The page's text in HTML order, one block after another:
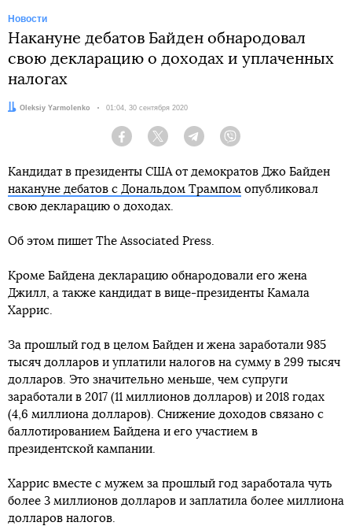
Новости
Накануне дебатов Байден обнародовал
свою декларацию о доходах и уплаченных
налогах
Автор:
Oleksiy Yarmolenko Дата:
01:04, 30 сентября 2020
Facebook Twitter Telegram
Кандидат в президенты США от демократов Джо Байден
накануне дебатов с Дональдом Трампом опубликовал
свою декларацию о доходах.
Об этом пишет The Associated Press.
Кроме Байдена декларацию обнародовали его жена
Джилл, а также кандидат в вице-президенты Камала
Харрис.
За прошлый год в целом Байден и жена заработали 985
тысяч долларов и уплатили налогов на сумму в 299 тысяч
долларов. Это значительно меньше, чем супруги
заработали в 2017 (11 миллионов долларов) и 2018 годах
(4,6 миллиона долларов). Снижение доходов связано с
баллотированием Байдена и его участием в
президентской кампании.
Харрис вместе с мужем за прошлый год заработала чуть
более 3 миллионов долларов и заплатила более миллиона
долларов налогов.